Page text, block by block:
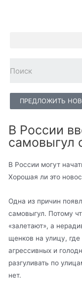
ПРЕДЛОЖИТЬ
В России
самовыгул
В России могут
Хорошая ли это
Одна из причин
самовыгул. Потому
«залетают», а
щенков на улицу,
агрессивных и
разгуливать по
нет.